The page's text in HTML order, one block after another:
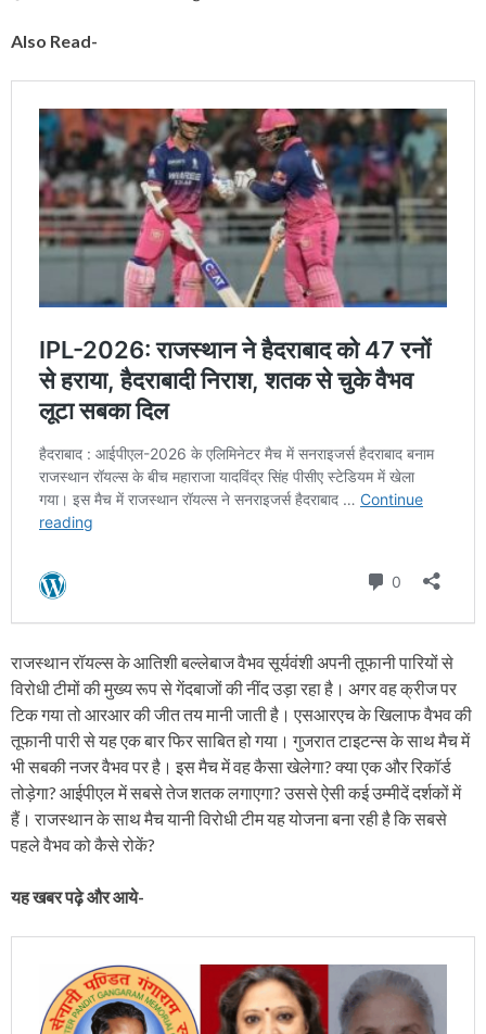
Also Read-
राजस्थान रॉयल्स के आतिशी बल्लेबाज वैभव सूर्यवंशी अपनी तूफानी पारियों से
विरोधी टीमों की मुख्य रूप से गेंदबाजों की नींद उड़ा रहा है। अगर वह क्रीज पर
टिक गया तो आरआर की जीत तय मानी जाती है। एसआरएच के खिलाफ वैभव की
तूफानी पारी से यह एक बार फिर साबित हो गया। गुजरात टाइटन्स के साथ मैच में
भी सबकी नजर वैभव पर है। इस मैच में वह कैसा खेलेगा? क्या एक और रिकॉर्ड
तोड़ेगा? आईपीएल में सबसे तेज शतक लगाएगा? उससे ऐसी कई उम्मीदें दर्शकों में
हैं। राजस्थान के साथ मैच यानी विरोधी टीम यह योजना बना रही है कि सबसे
पहले वैभव को कैसे रोकें?
यह खबर पढ़े और आये-